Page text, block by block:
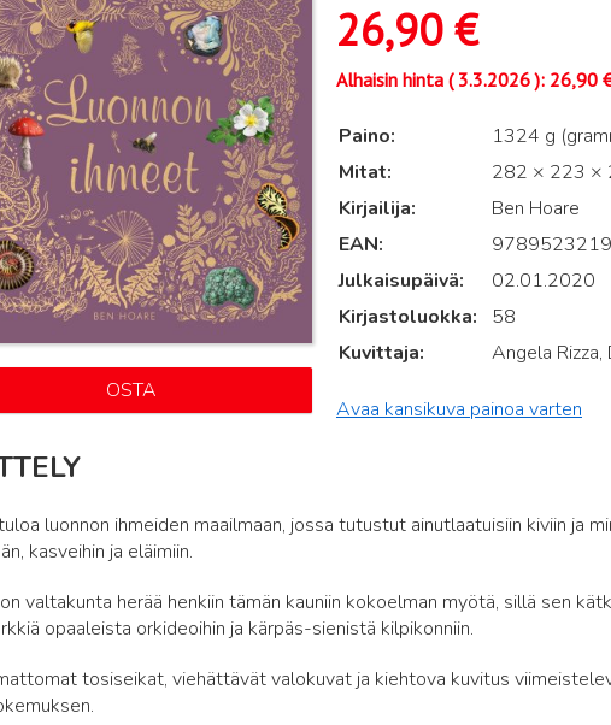
OSTA
26,90€
Alhaisin hinta (3.3.2026): 26,90
Paino
1324 g
Mitat
282 × 223 ×
Kirjailija
Ben Hoare
EAN
Julkaisupäivä
02.01.2020
Kirjastoluokka
58
Kuvittaja
Angela Rizza,
Avaa kansikuva painoa varten
luonnon ihmeiden maailmaan, jossa tutustut ainutlaatuisiin kiviin ja
kasveihin ja eläimiin.
valtakunta herää henkiin tämän kauniin kokoelman myötä, sillä sen
opaaleista orkideoihin ja kärpäs-sienistä kilpikonniin.
tosiseikat, viehättävät valokuvat ja kiehtova kuvitus